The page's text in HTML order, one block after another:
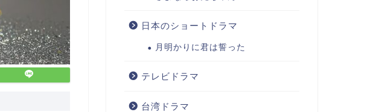
日本のショートドラマ
月明かりに君は誓った
テレビドラマ
台湾ドラマ